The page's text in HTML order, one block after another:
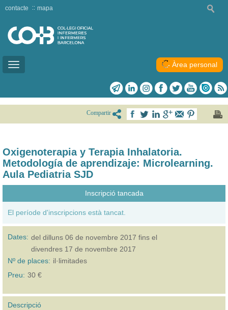
Toggle
contacte mapa
Àrea personal
Compartir
Oxigenoterapia y Terapia Inhalatoria.
Metodología de aprendizaje: Microlearning.
Aula Pediatria SJD
Inscripció tancada
El període d'inscripcions està tancat.
Dates: del dilluns 06 de novembre 2017 fins el
divendres 17 de novembre 2017
Nº de places: il·limitades
Preu: 30 €
Descripció